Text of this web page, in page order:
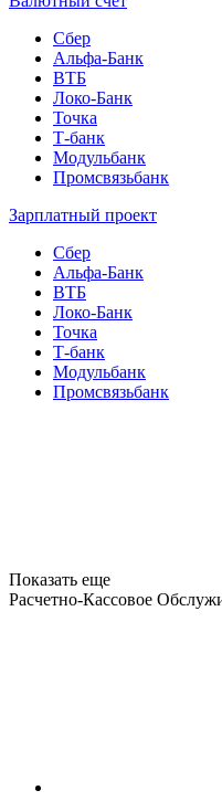
Сбер
Альфа-Банк
ВТБ
Локо-Банк
Точка
Т-банк
Модульбанк
Промсвязьбанк
Зарплатный проект
Сбер
Альфа-Банк
ВТБ
Локо-Банк
Точка
Т-банк
Модульбанк
Промсвязьбанк
Показать еще
Расчетно-Кассовое